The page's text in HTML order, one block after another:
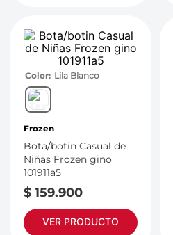
Color Lila Blanco
Frozen
Bota/botin Casual de
Niñas Frozen gino
101911a5
$ 159.900
VER PRODUCTO